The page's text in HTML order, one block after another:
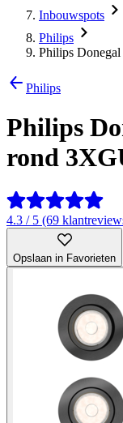
Inbouwspots
Philips
Philips
Philips
Philips
rond
4.3 / 5 (69
Opslaan in Favorieten